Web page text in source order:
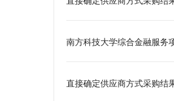
南方科技大学综合金融服务
直接确定供应商方式采购结